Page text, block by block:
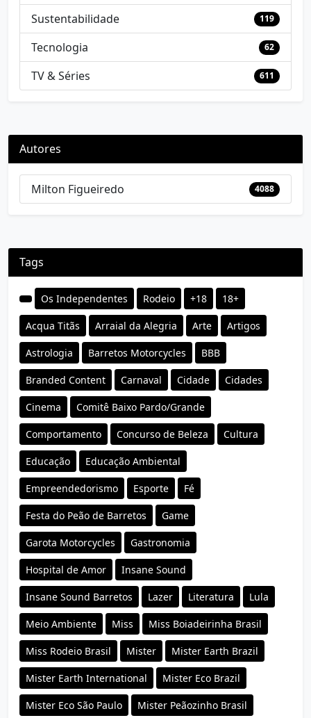
Sustentabilidade 119
Tecnologia 62
TV & Séries 611
Autores
Milton Figueiredo 4088
Tags
Os Independentes Rodeio +18 18+
Acqua Titãs Arraial da Alegria Arte Artigos
Astrologia Barretos Motorcycles BBB
Branded Content Carnaval Cidade Cidades
Cinema Comitê Baixo Pardo/Grande
Comportamento Concurso de Beleza Cultura
Educação Educação Ambiental
Empreendedorismo Esporte Fé
Festa do Peão de Barretos Game
Garota Motorcycles Gastronomia
Hospital de Amor Insane Sound
Insane Sound Barretos Lazer Literatura Lula
Meio Ambiente Miss Miss Boiadeirinha Brasil
Miss Rodeio Brasil Mister Mister Earth Brazil
Mister Earth International Mister Eco Brazil
Mister Eco São Paulo Mister Peãozinho Brasil